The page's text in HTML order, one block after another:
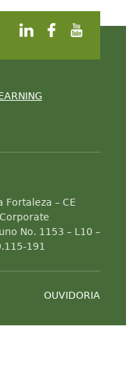
Fortaleza – CE
No. 1153 – L10 –
191
OUVIDORIA